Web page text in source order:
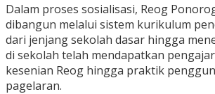
Dalam proses sosialisasi, Reog
dibangun melalui sistem kurikulum
dari jenjang sekolah dasar hingga
di sekolah telah mendapatkan
kesenian Reog hingga praktik
pagelaran.